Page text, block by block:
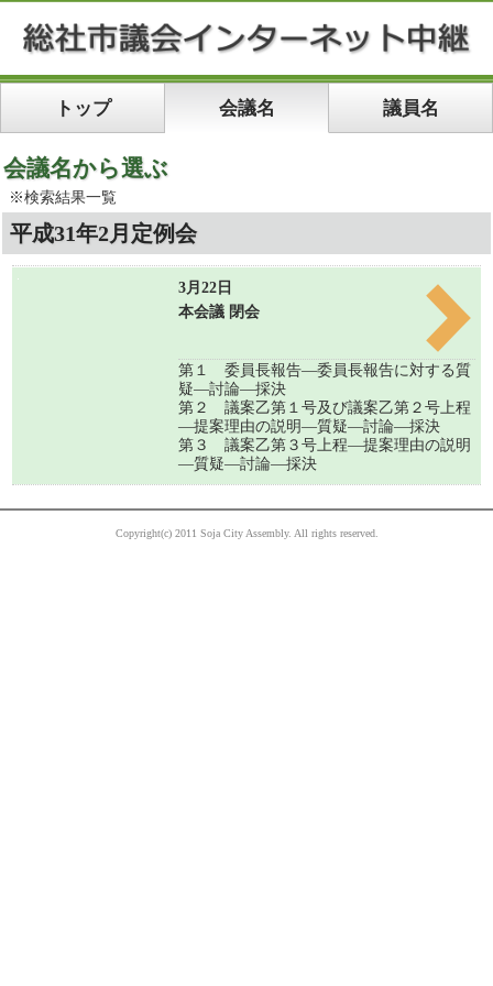
トップ 会議名 議員名
会議名から選ぶ
※検索結果一覧
平成31年2月定例会
3月22日
本会議 閉会
第１ 委員長報告―委員長報告に対する質
疑―討論―採決
第２ 議案乙第１号及び議案乙第２号上程
―提案理由の説明―質疑―討論―採決
第３ 議案乙第３号上程―提案理由の説明
―質疑―討論―採決
Copyright(c) 2011 Soja City Assembly. All rights reserved.